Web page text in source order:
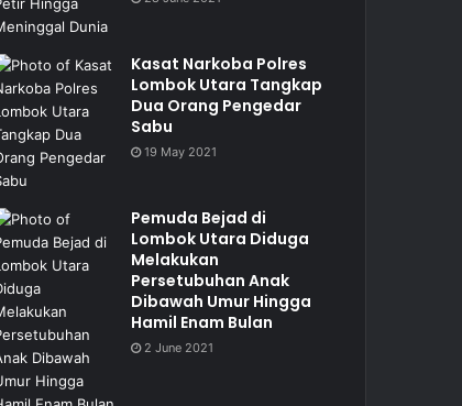
Kasat Narkoba Polres
Lombok Utara Tangkap
Dua Orang Pengedar
Sabu
19 May 2021
Pemuda Bejad di
Lombok Utara Diduga
Melakukan
Persetubuhan Anak
Dibawah Umur Hingga
Hamil Enam Bulan
2 June 2021